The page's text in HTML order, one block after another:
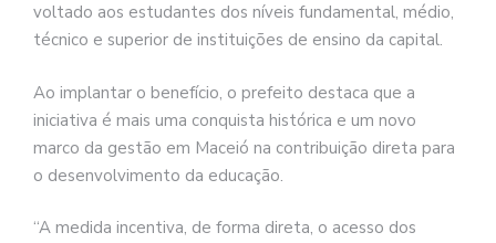
voltado aos estudantes dos níveis fundamental, médio,
técnico e superior de instituições de ensino da capital.
Ao implantar o benefício, o prefeito destaca que a
iniciativa é mais uma conquista histórica e um novo
marco da gestão em Maceió na contribuição direta para
o desenvolvimento da educação.
“A medida incentiva, de forma direta, o acesso dos